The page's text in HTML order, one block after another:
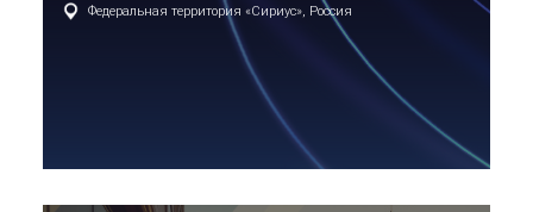
Федеральная территория «Сириус», Россия